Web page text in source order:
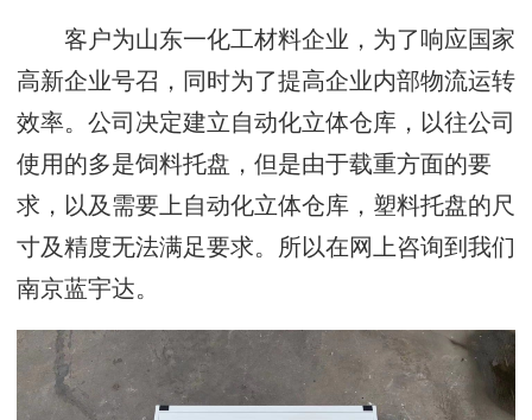
客户为山东一化工材料企业，为了响应国家
高新企业号召，同时为了提高企业内部物流运转
效率。公司决定建立自动化立体仓库，以往公司
使用的多是饲料托盘，但是由于载重方面的要
求，以及需要上自动化立体仓库，塑料托盘的尺
寸及精度无法满足要求。所以在网上咨询到我们
南京蓝宇达。